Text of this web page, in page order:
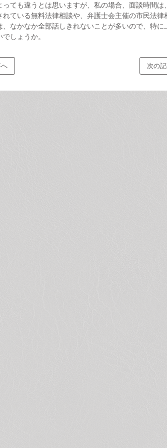
ても違うとは思いますが、私の場合、面談時間は
ている無料法律相談や、弁護士会主催の市民法
なかなか全部話しきれないことが多いので、特
しょうか。
次の